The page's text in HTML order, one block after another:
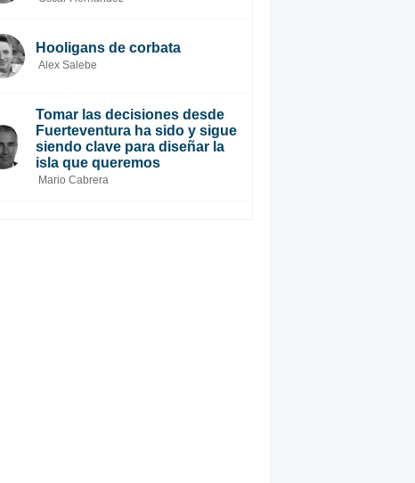
Hooligans de corbata
Alex Salebe
Tomar las decisiones desde
Fuerteventura ha sido y sigue
siendo clave para diseñar la
isla que queremos
Mario Cabrera